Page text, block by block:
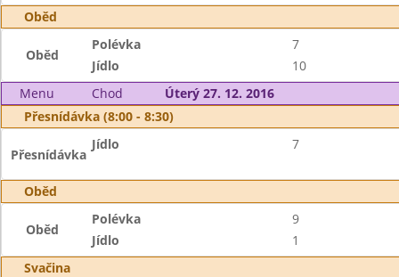
Oběd
Oběd
Polévka
7
Jídlo
10
Menu
Chod
Úterý 27. 12. 2016
Přesnídávka (8:00 - 8:30)
Přesnídávka
Jídlo 7
Oběd
Oběd
Polévka
9
Jídlo
1
Svačina